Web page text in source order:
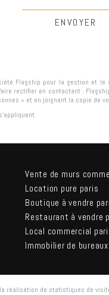
Flagship pour la gestion et le
rectifier en contactant :
» et en joignant la copie de
Vente de murs
Location pure paris
Boutique à vendre
Restaurant à vendre
Local commercial
Immobilier de bureaux
réalisation de statistiques de